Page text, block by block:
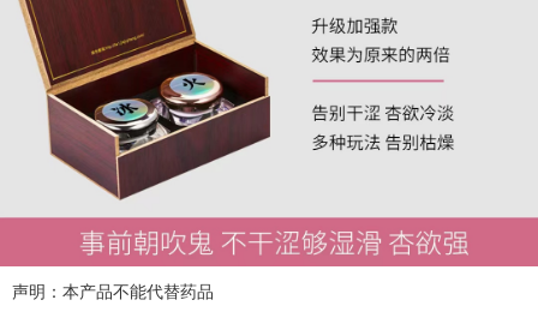
声明：本产品不能代替药品